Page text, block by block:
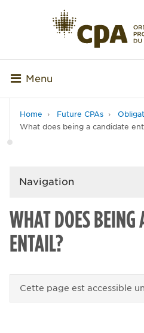
Menu
Home Future CPAs
What does being a candidate
Navigation
WHAT DOES BEING
ENTAIL?
Cette page est accessible